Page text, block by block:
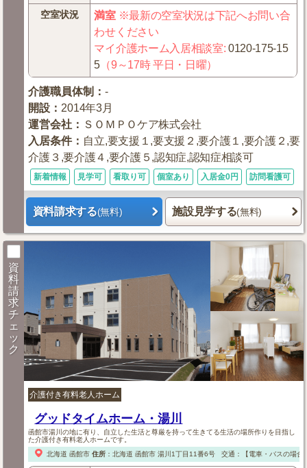
空室状況 満室※最新の空室状況は下記へお問い合
わせください
マイ介護ホーム入居相談室:0120-175-15
5 （9～17時 平日・日曜）
介護職員体制 ：-
開設 ： 2014年3月
運営会社 ： ＳＯＭＰＯケア株式会社
入居条件： 自立,要支援１,要支援２,要介護１,要介護２,要
介護３,要介護４,要介護５,認知症,認知症相談可
新着情報 見学可 看取り可 個室あり 入居金0円 訪問看護可
資料請求する(無料) 施設見学する(無料)
資
料
請
求
チ
ェ
ッ
ク
介護付き有料老人ホーム
グッドタイムホーム・湯川
函館市湯川の地に有り、自立した生活と尊厳を持って生きてる生活の場所作りを目指し
た介護付き有料老人ホームです。
北海道 函館市 住所： 北海道 函館市湯川1丁目11番6号 交通：【電車・バスの場合